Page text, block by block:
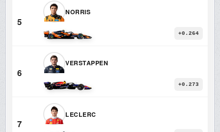
5
NORRIS
+0.264
6
VERSTAPPEN
+0.273
7
LECLERC